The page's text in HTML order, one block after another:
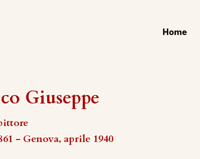
Home
Giuseppe
- Genova, aprile 1940